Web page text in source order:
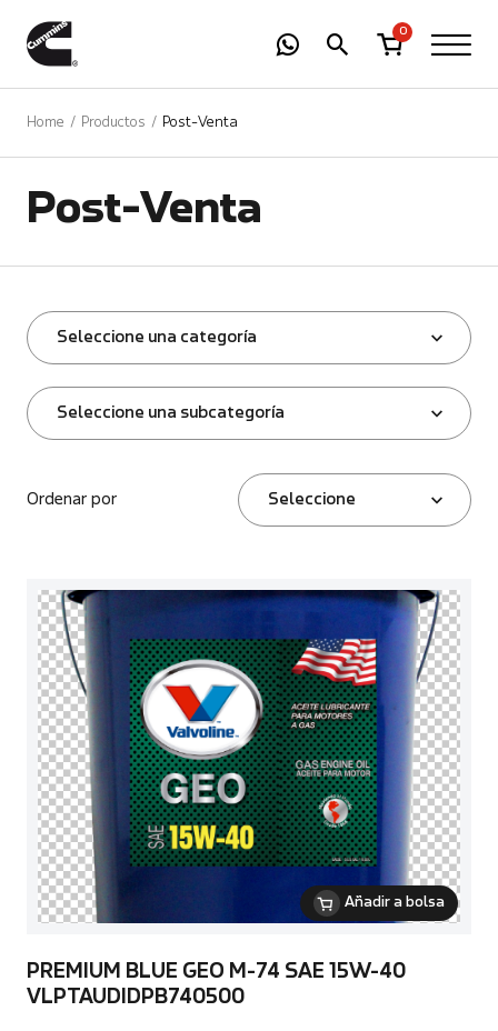
0
Home Productos Post-Venta
Post-Venta
Seleccione una categoría
Seleccione una subcategoría
Ordenar por Seleccione
Añadir a bolsa
PREMIUM BLUE GEO M-74 SAE 15W-40
VLPTAUDIDPB740500